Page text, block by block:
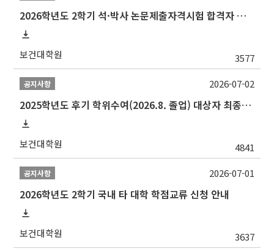
2026학년도 2학기 석·박사 논문제출자격시험 합격자 공고(TSQ Exam Result)
보건대학원 3577
공지사항
2025학년도 후기 학위수여(2026.8. 졸업) 대상자 최종인준 논문 제출 안내
보건대학원 4841
2026-07-02
공지사항
2026학년도 2학기 국내 타 대학 학점교류 신청 안내
보건대학원 3637
2026-07-01